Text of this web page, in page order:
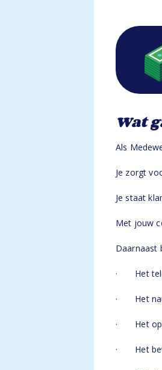
Wat
Als
Je zorgt
Je staat
Met jouw
Daarnaast
· Het
· Het
· Het
· Het